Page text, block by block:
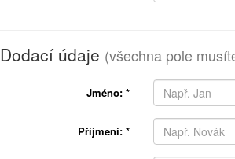
Dodací údaje (všechna pole
Jméno: *
Příjmení: *